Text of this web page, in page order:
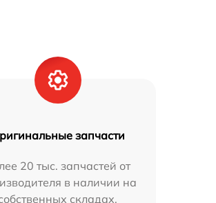
запчасти
20 тыс. запчастей от
в наличии на
складах.